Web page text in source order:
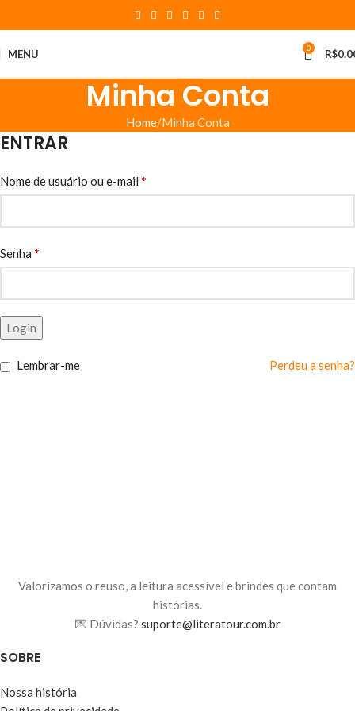
MENU 0 R$
Minha Conta
Home Minha Conta
ENTRAR
Nome de usuário ou e-mail *
Senha *
Login
Perdeu a senha?
Lembrar-me
Valorizamos o reuso, a leitura acessível e brindes que contam
histórias.
💌 Dúvidas? suporte@literatour.com.br
SOBRE
Nossa história